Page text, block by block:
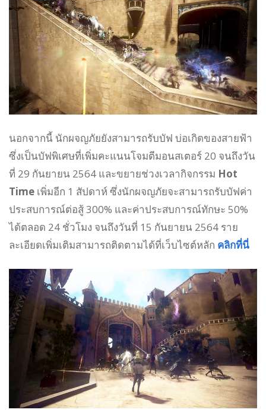
นอกจากนี้ นักผจญภัยยังสามารถรับบัฟ บ่อเกิดของสายฟ้า
ซึ่งเป็นบัฟพิเศษที่เพิ่มคะแนนโจมตีมอนสเตอร์ 20 จนถึงวัน
ที่ 29 กันยายน 2564 และขยายช่วงเวลากิจกรรม Hot
Time เพิ่มอีก 1 สัปดาห์ ซึ่งนักผจญภัยจะสามารถรับบัฟค่า
ประสบการณ์ต่อสู้ 300% และค่าประสบการณ์ทักษะ 50%
ได้ตลอด 24 ชั่วโมง จนถึงวันที่ 15 กันยายน 2564 ราย
ละเอียดเพิ่มเติมสามารถติดตามได้ที่เว็บไซต์หลัก คลิกที่นี่